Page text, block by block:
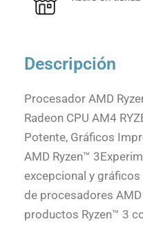
Descripción
Procesador AMD
Radeon CPU AM4
Potente, Gráficos
AMD Ryzen™
excepcional y
de procesadores
productos Ryzen™ 3